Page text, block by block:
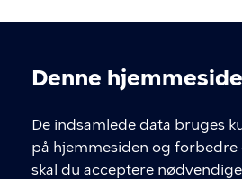
Denne
De indsamlede data bruges
på hjemmesiden og forbedre
skal du acceptereKontakt